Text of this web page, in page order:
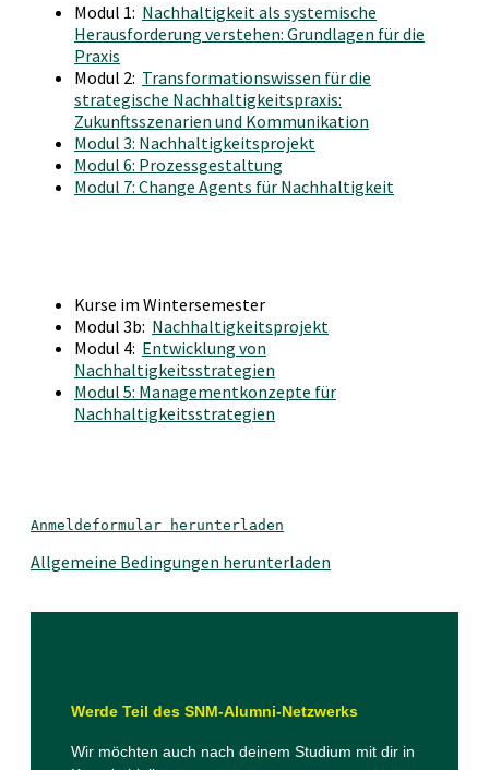
Modul 1: Nachhaltigkeit als systemische
Herausforderung verstehen: Grundlagen für die
Praxis
Modul 2: Transformationswissen für die
strategische Nachhaltigkeitspraxis:
Zukunftsszenarien und Kommunikation
Modul 3: Nachhaltigkeitsprojekt
Modul 6: Prozessgestaltung
Modul 7: Change Agents für Nachhaltigkeit
Kurse im Wintersemester
Modul 3b: Nachhaltigkeitsprojekt
Modul 4: Entwicklung von
Nachhaltigkeitsstrategien
Modul 5: Managementkonzepte für
Nachhaltigkeitsstrategien
Anmeldeformular herunterladen
Allgemeine Bedingungen herunterladen